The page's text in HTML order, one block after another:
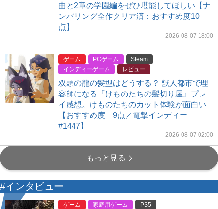
曲と2章の学園編をぜひ堪能してほしい【ナ
ンバリング全作クリア済：おすすめ度10
点】
2026-08-07 18:00
ゲーム PCゲーム
Steam
インディーゲーム
レビュー
双頭の龍の髪型はどうする？ 獣人都市で理
容師になる『けものたちの髪切り屋』プレ
イ感想。けものたちのカット体験が面白い
【おすすめ度：9点／電撃インディー
#1447】
2026-08-07 02:00
もっと見る
#インタビュー
ゲーム 家庭用ゲーム
PS5